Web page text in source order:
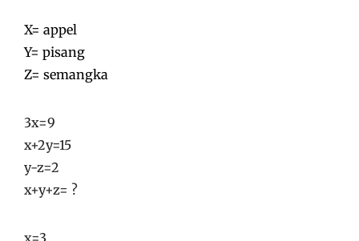
X= appel
Y= pisang
Z= semangka
3x=9
x+2y=15
y-z=2
x+y+z= ?